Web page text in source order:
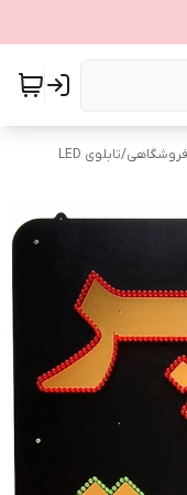
فروشگاهی/تابلوی LED